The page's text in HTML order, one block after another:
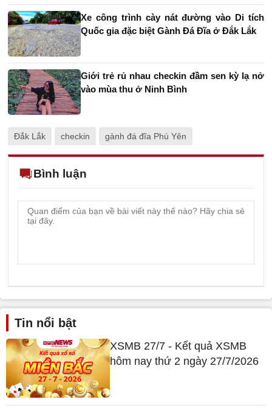
Xe công trình cày nát đường vào Di tích
Quốc gia đặc biệt Gành Đá Đĩa ở Đắk Lắk
Giới trẻ rủ nhau checkin đầm sen kỳ lạ nở
vào mùa thu ở Ninh Bình
Đắk Lắk checkin gành đá đĩa Phú Yên
Bình luận
Tin nổi bật
XSMB 27/7 - Kết quả XSMB
hôm nay thứ 2 ngày 27/7/2026